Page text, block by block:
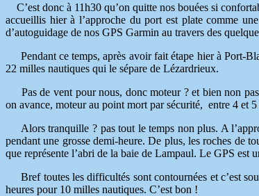
C’est donc à 11h30 qu’on quitte nos bouées si
accueillis hier à l’approche du port est plate comme
d’autoguidage de nos GPS Garmin au travers des
Pendant ce temps, après avoir fait étape hier à Port-
22 milles nautiques qui le sépare de Lézardrieux.
Pas de vent pour nous, donc moteur ? et bien non
on avance, moteur au point mort par sécurité, entre 4 et
Alors tranquille ? pas tout le temps non plus. A
pendant une grosse demi-heure. De plus, les roches de
que représente l’abri de la baie de Lampaul. Le GPS est
Bref toutes les difficultés sont contournées et c’est
heures pour 10 milles nautiques. C’est bon !